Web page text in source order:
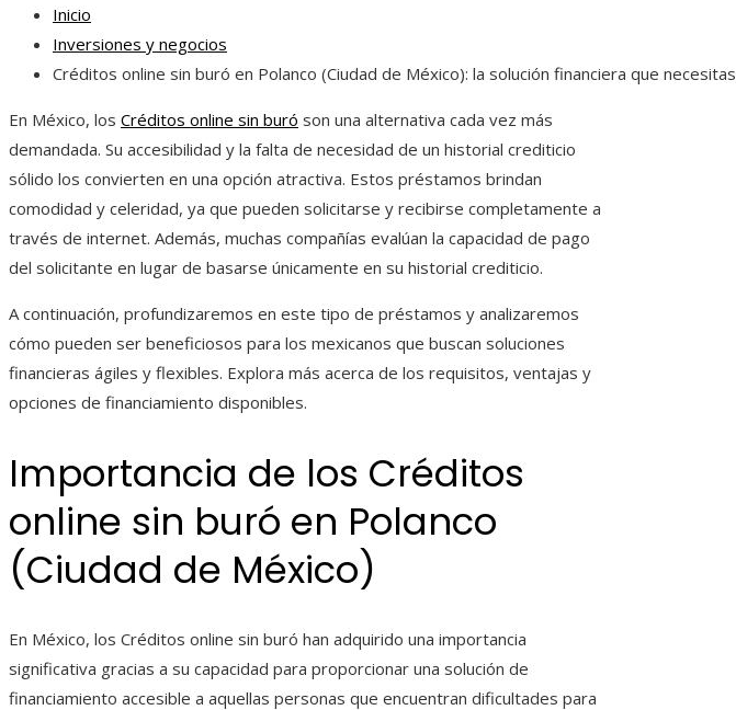
Inicio
Inversiones y negocios
Créditos online sin buró en Polanco (Ciudad de México): la solución financiera que necesitas
En México, los Créditos online sin buró son una alternativa cada vez más
demandada. Su accesibilidad y la falta de necesidad de un historial crediticio
sólido los convierten en una opción atractiva. Estos préstamos brindan
comodidad y celeridad, ya que pueden solicitarse y recibirse completamente a
través de internet. Además, muchas compañías evalúan la capacidad de pago
del solicitante en lugar de basarse únicamente en su historial crediticio.
A continuación, profundizaremos en este tipo de préstamos y analizaremos
cómo pueden ser beneficiosos para los mexicanos que buscan soluciones
financieras ágiles y flexibles. Explora más acerca de los requisitos, ventajas y
opciones de financiamiento disponibles.
Importancia de los Créditos
online sin buró en Polanco
(Ciudad de México)
En México, los Créditos online sin buró han adquirido una importancia
significativa gracias a su capacidad para proporcionar una solución de
financiamiento accesible a aquellas personas que encuentran dificultades para